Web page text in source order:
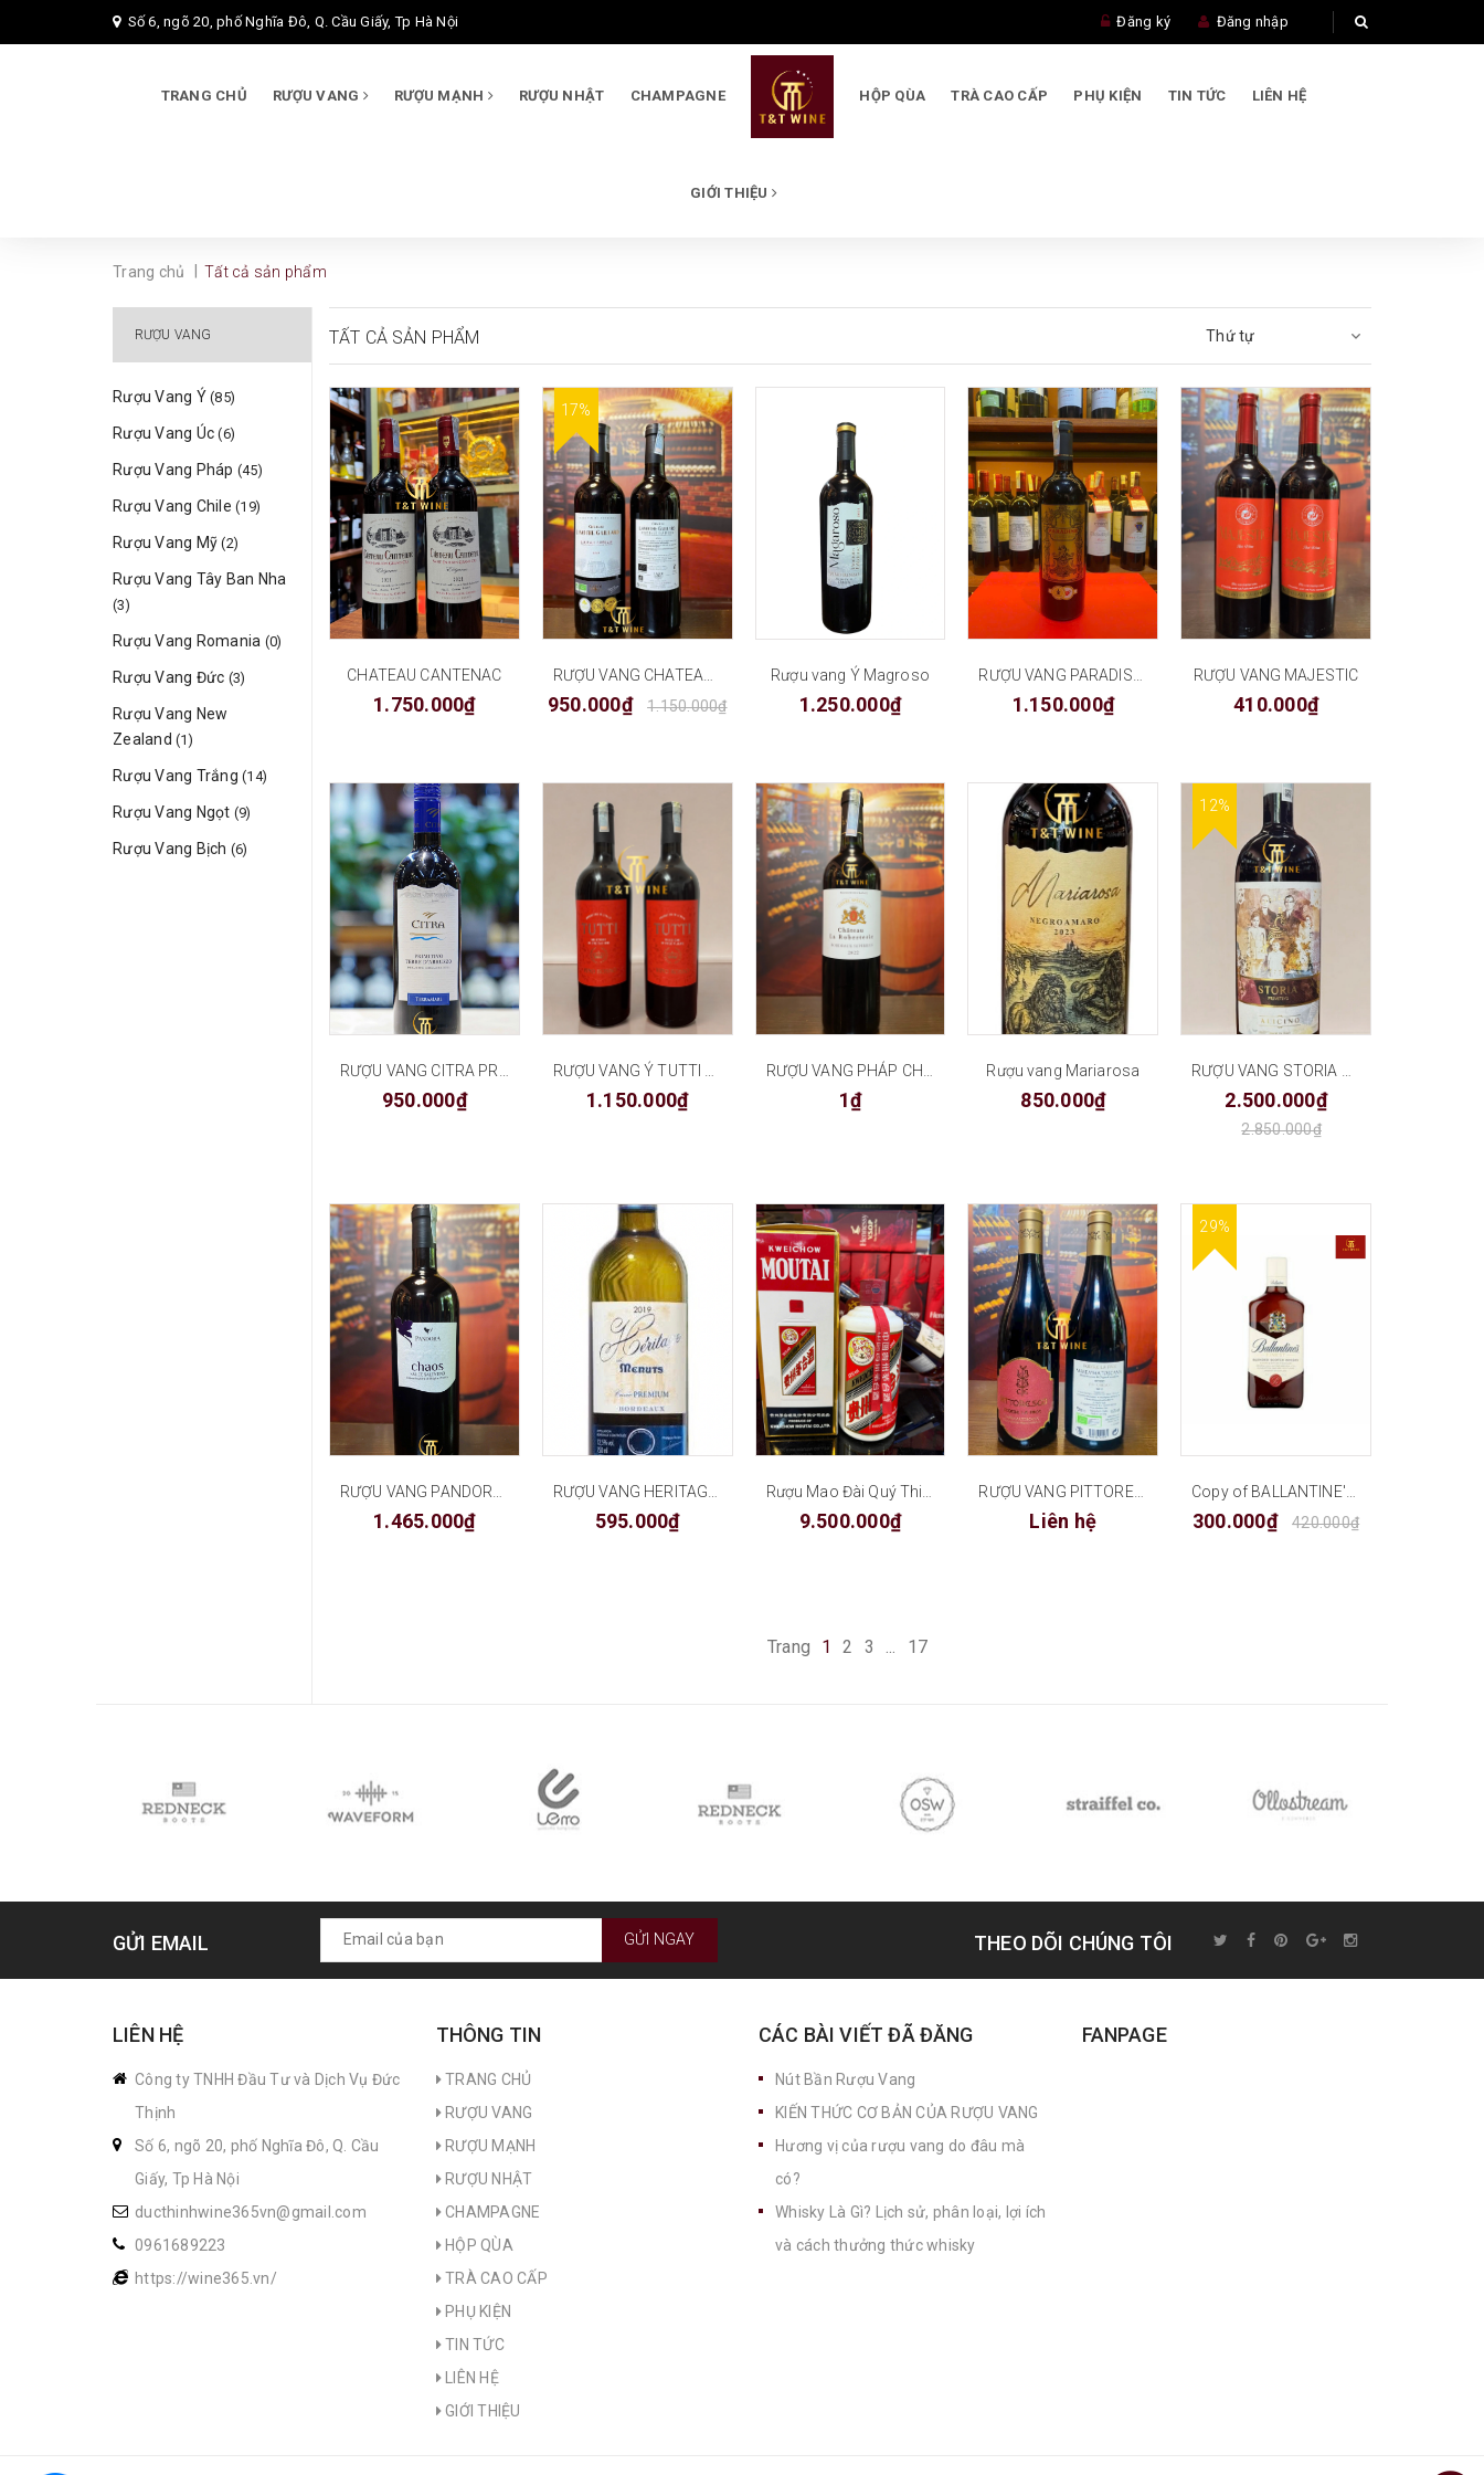
Số 6, ngõ 20, phố Nghĩa Đô, Q. Cầu Giấy, Tp Hà Nội Đăng ký Đăng nhập
TRANG CHỦ RƯỢU VANG RƯỢU MẠNH RƯỢU NHẬT CHAMPAGNE HỘP QÙA TRÀ CAO CẤP PHỤ KIỆN TIN TỨC LIÊN HỆ
GIỚI THIỆU
Trang chủ Tất cả sản phẩm
TẤT CẢ SẢN PHẨM Thứ tự
CHATEAU CANTENAC
1.750.000₫
17%
950.000₫ 1.150.000₫
Rượu vang Ý Magroso
1.250.000₫ 1.150.000₫
RƯỢU VANG MAJESTIC
410.000₫
RƯỢU VANG CITRA PRIMITIVO TERRE D’ABRUZZO
950.000₫
RƯỢU VANG Ý TUTTI VINO ROSSO
1.150.000₫
RƯỢU VANG PHÁP CHATEAU LA ROBERTERIE
1₫
Rượu vang Mariarosa
850.000₫
12%
RƯỢU VANG STORIA PRIMITIVO PUGLIA
2.500.000₫
2.850.000₫
RƯỢU VANG PANDORA CHAOS
1.465.000₫
RƯỢU VANG HERITAGE DE MENUTS
595.000₫
Rượu Mao Đài Quý Thiên
9.500.000₫
RƯỢU VANG PITTORESCO
Liên hệ
29%
Copy of BALLANTINE'S FINEST
300.000₫ 420.000₫
Trang 1 2 3 ... 17
RƯỢU VANG
Rượu Vang Ý (85)
Rượu Vang Úc(6)
Rượu Vang Pháp (45)
Rượu Vang Chile (19)
Rượu Vang Mỹ(2)
Rượu Vang Tây Ban Nha
(3)
Rượu Vang Romania (0)
Rượu Vang Đức (3)
Rượu Vang New
Zealand (1)
Rượu Vang Trắng (14)
Rượu Vang Ngọt (9)
Rượu Vang Bịch (6)
GỬI EMAIL GỬI NGAY THEO DÕI CHÚNG TÔI
LIÊN HỆ
Công ty TNHH Đầu Tư và Dịch Vụ Đức
Thịnh
Số 6, ngõ 20, phố Nghĩa Đô, Q. Cầu
Giấy, Tp Hà Nội
ducthinhwine365vn@gmail.com
0961689223
https://wine365.vn/
THÔNG TIN
TRANG CHỦ
RƯỢU VANG
RƯỢU MẠNH
RƯỢU NHẬT
CHAMPAGNE
HỘP QÙA
TRÀ CAO CẤP
PHỤ KIỆN
TIN TỨC
LIÊN HỆ
GIỚI THIỆU
CÁC BÀI VIẾT ĐÃ ĐĂNG
Nút Bần Rượu Vang
KIẾN THỨC CƠ BẢN CỦA RƯỢU VANG
Hương vị của rượu vang do đâu mà
có?
Whisky Là Gì? Lịch sử, phân loại, lợi ích
và cách thưởng thức whisky
FANPAGE